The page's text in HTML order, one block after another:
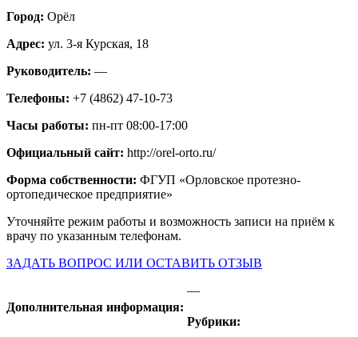
Город: Орёл
Адрес: ул. 3-я Курская, 18
Руководитель: —
Телефоны: +7 (4862) 47-10-73
Часы работы: пн-пт 08:00-17:00
Официальный сайт: http://orel-orto.ru/
Форма собственности: ФГУП «Орловское протезно-
ортопедическое предприятие»
Уточняйте режим работы и возможность записи на приём к
врачу по указанным телефонам.
ЗАДАТЬ ВОПРОС ИЛИ ОСТАВИТЬ ОТЗЫВ
Дополнительная информация:
—
Рубрики: